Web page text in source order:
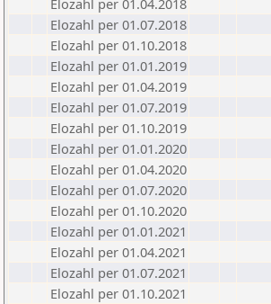
Elozahl per 01.04.2018
Elozahl per 01.07.2018
Elozahl per 01.10.2018
Elozahl per 01.01.2019
Elozahl per 01.04.2019
Elozahl per 01.07.2019
Elozahl per 01.10.2019
Elozahl per 01.01.2020
Elozahl per 01.04.2020
Elozahl per 01.07.2020
Elozahl per 01.10.2020
Elozahl per 01.01.2021
Elozahl per 01.04.2021
Elozahl per 01.07.2021
Elozahl per 01.10.2021